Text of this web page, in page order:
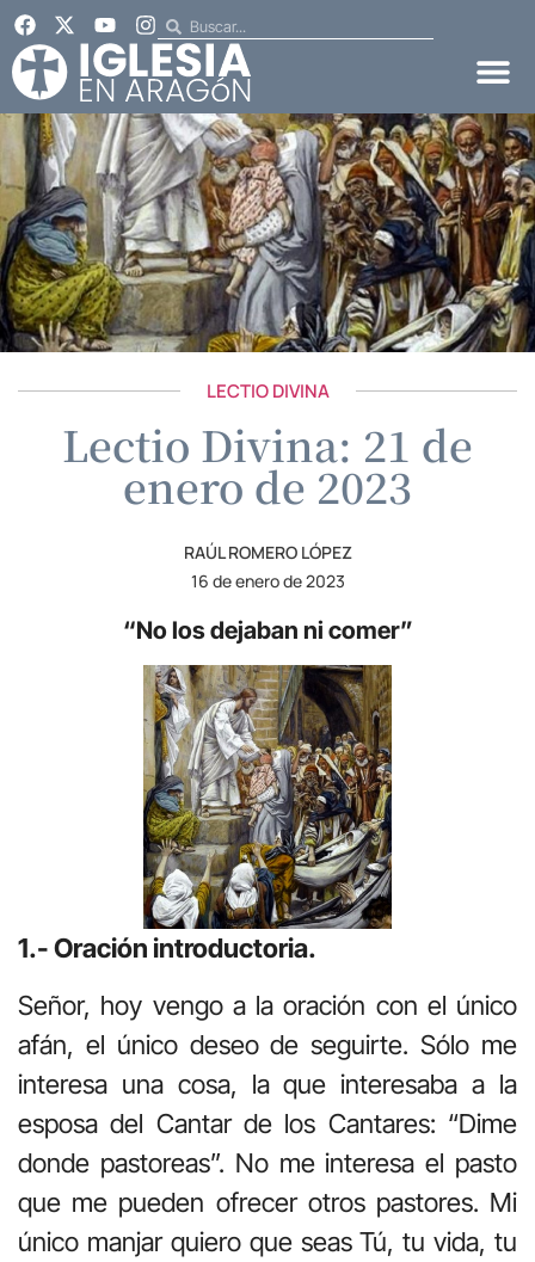
LECTIO DIVINA
Lectio Divina: 21 de
enero de 2023
RAÚL ROMERO LÓPEZ
16 de enero de 2023
“No los dejaban ni comer”
1.- Oración introductoria.
Señor, hoy vengo a la oración con el único
afán, el único deseo de seguirte. Sólo me
interesa una cosa, la que interesaba a la
esposa del Cantar de los Cantares: “Dime
donde pastoreas”. No me interesa el pasto
que me pueden ofrecer otros pastores. Mi
único manjar quiero que seas Tú, tu vida, tu